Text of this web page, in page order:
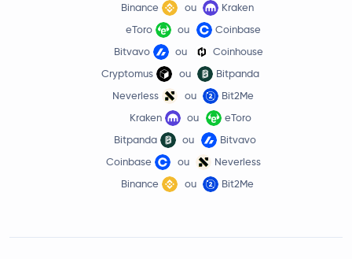
Binance
ou
Kraken
eToro
ou
Coinbase
Bitvavo
ou
Coinhouse
Cryptomus
ou
Bitpanda
Neverless
ou
Bit2Me
Kraken
ou
eToro
Bitpanda
ou
Bitvavo
Coinbase
ou
Neverless
Binance
ou Bit2Me